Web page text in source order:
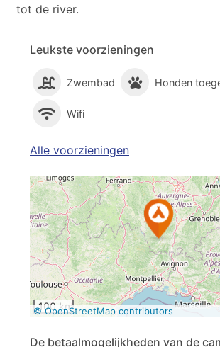
Leukste voorzieningen
Zwembad Honden
Wifi
Alle voorzieningen
Op Google Maps
bekijken
100 km
© OpenStreetMap contributors
De betaalmogelijkheden van de
tot de river.